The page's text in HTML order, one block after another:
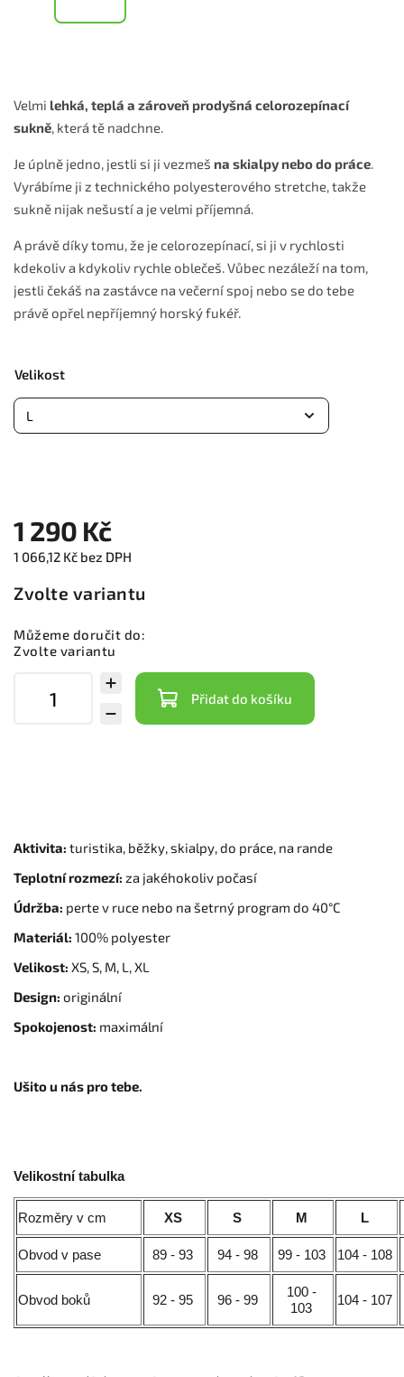
Velmi lehká, teplá a zároveň prodyšná celorozepínací
sukně, která tě nadchne.
Je úplně jedno, jestli si ji vezmeš na skialpy nebo do práce.
Vyrábíme ji z technického polyesterového stretche, takže
sukně nijak nešustí a je velmi příjemná.
A právě díky tomu, že je celorozepínací, si ji v rychlosti
kdekoliv a kdykoliv rychle oblečeš. Vůbec nezáleží na tom,
jestli čekáš na zastávce na večerní spoj nebo se do tebe
právě opřel nepříjemný horský fukéř.
Velikost
1 290 Kč
1 066,12 Kč bez DPH
Zvolte variantu
Můžeme doručit do:
Zvolte variantu
Přidat do košíku
Aktivita: turistika, běžky, skialpy, do práce, na rande
Teplotní rozmezí: za jakéhokoliv počasí
Údržba: perte v ruce nebo na šetrný program do 40°C
Materiál: 100% polyester
Velikost: XS, S, M, L, XL
Design: originální
Spokojenost: maximální
Ušito u nás pro tebe.
Velikostní tabulka
Rozměry v cm XS S M L
Obvod v pase 89 - 93 94 - 98 99 - 103 104 - 108
Obvod boků 92 - 95 96 - 99
100 -
103
104 - 107